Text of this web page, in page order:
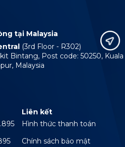
tại Malaysia
(3rd Floor - R302)
Bintang, Post code: 50250, Kuala
Malaysia
Liên kết
Hình thức thanh toán
Chính sách bảo mật